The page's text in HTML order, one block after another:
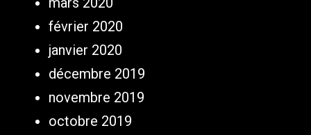
février 2020
janvier 2020
décembre 2019
novembre 2019
octobre 2019